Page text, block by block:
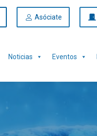
Asóciate
Noticias Eventos